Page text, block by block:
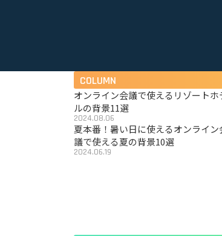
COLUMN
オンライン会議で使えるリゾートホ
ルの背景11選
2024.08.06
夏本番！暑い日に使えるオンライン
議で使える夏の背景10選
2024.06.19